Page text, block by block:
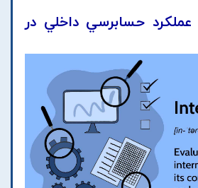
عملکرد حسابرسي داخلي در